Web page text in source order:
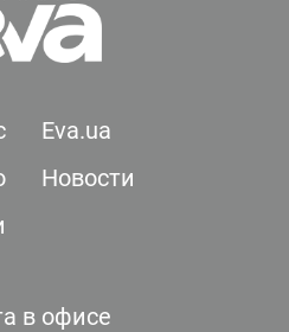
Eva.ua
Новости
в офисе